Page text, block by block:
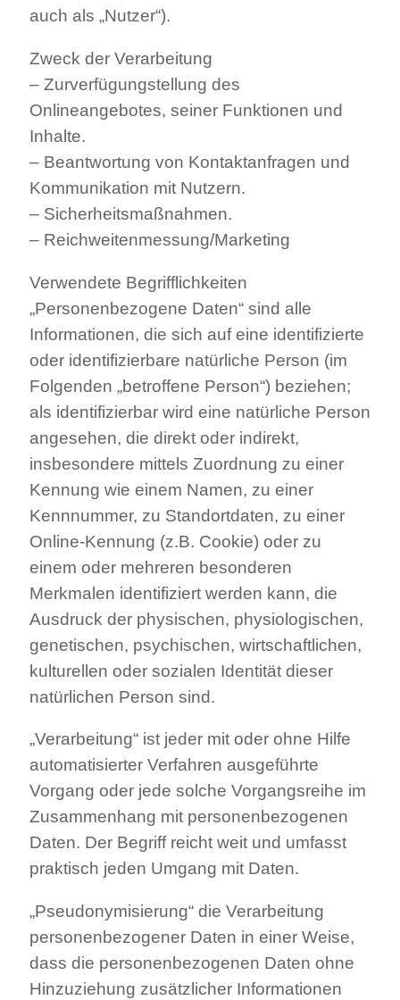
auch als „Nutzer“).
Zweck der Verarbeitung
– Zurverfügungstellung des
Onlineangebotes, seiner Funktionen und
Inhalte.
– Beantwortung von Kontaktanfragen und
Kommunikation mit Nutzern.
– Sicherheitsmaßnahmen.
– Reichweitenmessung/Marketing
Verwendete Begrifflichkeiten
„Personenbezogene Daten“ sind alle
Informationen, die sich auf eine identifizierte
oder identifizierbare natürliche Person (im
Folgenden „betroffene Person“) beziehen;
als identifizierbar wird eine natürliche Person
angesehen, die direkt oder indirekt,
insbesondere mittels Zuordnung zu einer
Kennung wie einem Namen, zu einer
Kennnummer, zu Standortdaten, zu einer
Online-Kennung (z.B. Cookie) oder zu
einem oder mehreren besonderen
Merkmalen identifiziert werden kann, die
Ausdruck der physischen, physiologischen,
genetischen, psychischen, wirtschaftlichen,
kulturellen oder sozialen Identität dieser
natürlichen Person sind.
„Verarbeitung“ ist jeder mit oder ohne Hilfe
automatisierter Verfahren ausgeführte
Vorgang oder jede solche Vorgangsreihe im
Zusammenhang mit personenbezogenen
Daten. Der Begriff reicht weit und umfasst
praktisch jeden Umgang mit Daten.
„Pseudonymisierung“ die Verarbeitung
personenbezogener Daten in einer Weise,
dass die personenbezogenen Daten ohne
Hinzuziehung zusätzlicher Informationen